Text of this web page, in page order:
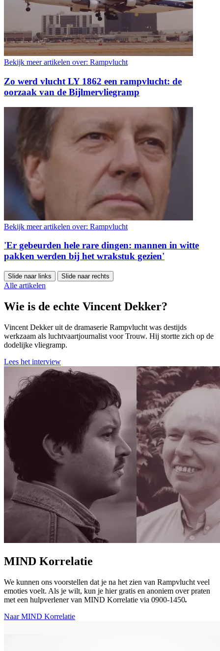
Bekijk meer artikelen over: Rampvlucht
Zo werd vlucht LY 1862 een rampvlucht: de
oorzaak van de Bijlmervliegramp
Bekijk meer artikelen over: Rampvlucht
'Er gebeurden hele rare dingen: mannen in witte
pakken werden bij het wrakstuk gezien'
Slide naar links Slide naar rechts
Alle artikelen
Wie is de echte Vincent Dekker?
Vincent Dekker uit de dramaserie Rampvlucht was destijds
werkzaam als luchtvaartjournalist voor Trouw. Hij stortte zich op de
dodelijke vliegramp.
Lees het interview
MIND Korrelatie
We kunnen ons voorstellen dat je na het zien van Rampvlucht veel
emoties voelt. Als je wilt, kun je hier gratis en anoniem over praten
met een hulpverlener van MIND Korrelatie via 0900-1450.
Naar MIND Korrelatie